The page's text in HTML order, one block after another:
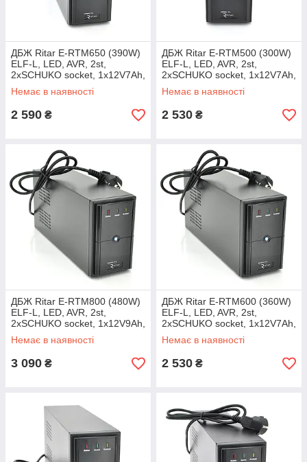
ДБЖ Ritar E-RTM650 (390W)
ELF-L, LED, AVR, 2st,
2xSCHUKO socket, 1x12V7Ah,
metal Case Q4 (370*130*210)
4,8 кг (310*85*140)
Немає в наявності
2 590 ₴
ДБЖ Ritar E-RTM500 (300W)
ELF-L, LED, AVR, 2st,
2xSCHUKO socket, 1x12V7Ah,
metal Case. Q4 (365*130*210)
4,8 кг (310*85*140)
Немає в наявності
2 530 ₴
ДБЖ Ritar E-RTM800 (480W)
ELF-L, LED, AVR, 2st,
2xSCHUKO socket, 1x12V9Ah,
metal Case Q4 (370*130*210)
5,8кг (310*85*140)
Немає в наявності
3 090 ₴
ДБЖ Ritar E-RTM600 (360W)
ELF-L, LED, AVR, 2st,
2xSCHUKO socket, 1x12V7Ah,
metal Case Q4 (365*130*210)
4,8 кг (310*85*140)
Немає в наявності
2 530 ₴